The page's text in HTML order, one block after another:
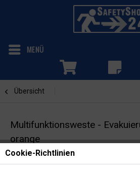
MENÜ
Übersicht
Multifunktionsweste -
orange
Warnweste mit Taschen &
Cookie-Richtlinien